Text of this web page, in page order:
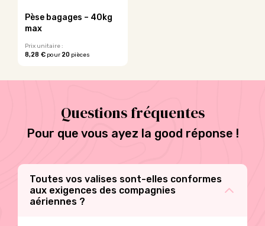
Pèse bagages – 40kg
max
Prix unitaire :
8,28 € pour20 pièces
variations.
options
choisies
sur
page
Questions fréquentes
Pour que vous ayez la good réponse !
Toutes vos valises sont-elles conformes
aux exigences des compagnies
aériennes ?